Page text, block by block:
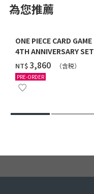
為您推薦
ONE PIECE CARD GAME
4TH ANNIVERSARY SET
NT$‌3,860 （含税）
PRE-ORDER